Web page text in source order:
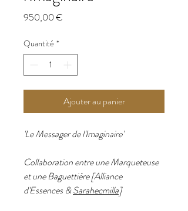
950,00 €
Quantité *
Ajouter au panier
'Le Messager de l'Imaginaire'
Collaboration entre une Marqueteuse
et une Baguettière [Alliance
d'Essences &Sarahecmilla]